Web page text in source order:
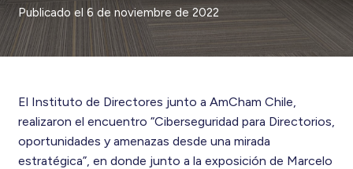
Publicado el6 de noviembre de 2022
El Instituto de Directores junto a AmCham Chile,
realizaron el encuentro “Ciberseguridad para Directorios,
oportunidades y amenazas desde una mirada
estratégica”, en donde junto a la exposición de Marcelo